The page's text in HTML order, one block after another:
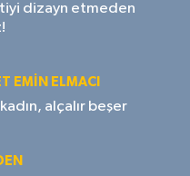
dizayn etmeden
EMIN ELMACI
alçalır beşer